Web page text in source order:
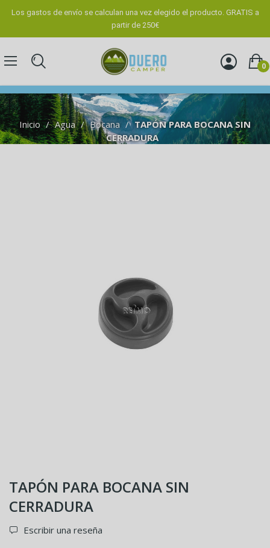
Los gastos de envío se calculan una vez elegido el producto. GRATIS a
partir de 250€
0
Inicio Agua Bocana
TAPÓN PARA BOCANA SIN
CERRADURA
TAPÓN PARA BOCANA SIN
CERRADURA
Escribir una reseña